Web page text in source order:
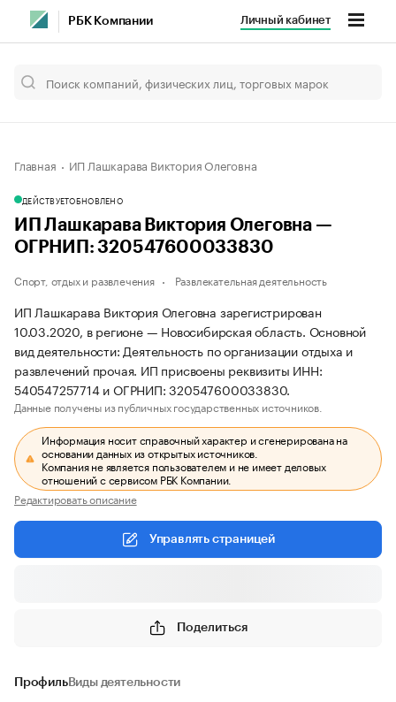
РБК Компании Личный кабинет
Главная ИП Лашкарава Виктория Олеговна
ДЕЙСТВУЕТОБНОВЛЕНО
ИП Лашкарава Виктория Олеговна —
ОГРНИП: 320547600033830
Спорт, отдых и развлечения Развлекательная деятельность
ИП Лашкарава Виктория Олеговна зарегистрирован
10.03.2020, в регионе — Новосибирская область. Основной
вид деятельности: Деятельность по организации отдыха и
развлечений прочая. ИП присвоены реквизиты ИНН:
540547257714 и ОГРНИП: 320547600033830.
Данные получены из публичных государственных источников.
Информация носит справочный характер и сгенерирована на
основании данных из открытых источников.
Компания не является пользователем и не имеет деловых
отношений с сервисом РБК Компании.
Редактировать описание
Управлять страницей
Поделиться
ПрофильВиды деятельности